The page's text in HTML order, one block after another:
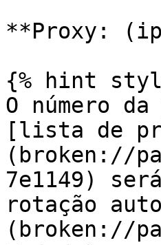
**Proxy:
{% hint
O número
[lista de
(broken://
7e1149)
rotação
(broken://